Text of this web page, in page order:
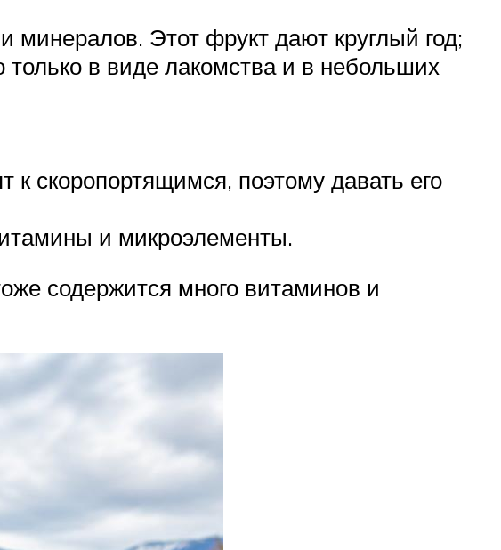
минералов. Этот фрукт дают круглый год;
только в виде лакомства и в небольших
к скоропортящимся, поэтому давать его
и микроэлементы.
содержится много витаминов и